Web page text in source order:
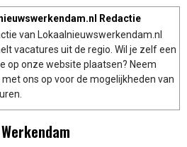
Redactie
van Lokaalnieuwswerkendam.nl
vacatures uit de regio. Wil je zelf een
op onze website plaatsen? Neem
ons op voor de mogelijkheden van